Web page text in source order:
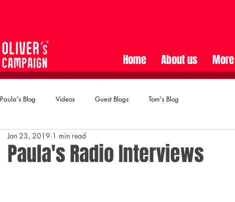
Home About us
Paula's Blog Videos Guest Blogs Tom's Blog
Paula's Radio Interviews
Jan 23, 2019 1 min read